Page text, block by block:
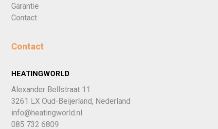
Garantie
Contact
Contact
HEATINGWORLD
Alexander Bellstraat 11
3261 LX Oud-Beijerland, Nederland
info@heatingworld.nl
085 732 6809